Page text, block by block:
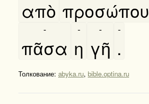
απὸ προσώπου
πᾶσα
-
η
-
γῆ
-
.
-
Толкование: abyka.ru, bible.optina.ru